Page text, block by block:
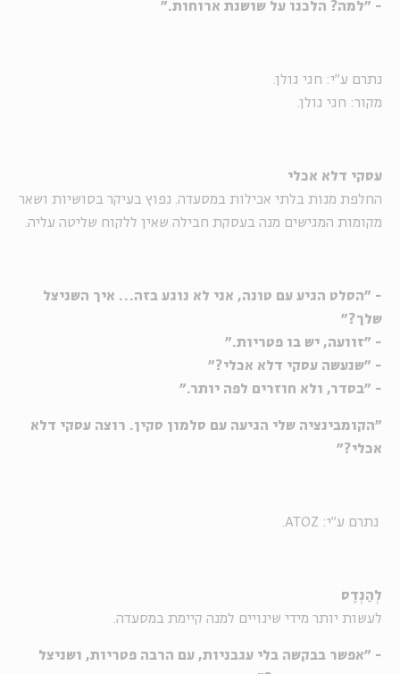
- "למה? הלכנו על שושנת ארוחות."
נתרם ע"י: חגי גולן.
מקור: חגי גולן.
עסקי דלא אכלי
החלפת מנות בלתי אכילות במסעדה. נפוץ בעיקר בסושיות ושאר
מקומות המגישים מנה בעסקת חבילה שאין ללקוח שליטה עליה.
- "הסלט הגיע עם טונה, אני לא נוגע בזה… איך השניצל
שלך?"
- "זוועה, יש בו פטריות."
- "שנעשה עסקי דלא אכלי?"
- "בסדר, ולא חוזרים לפה יותר."
"הקומבינציה שלי הגיעה עם סלמון סקין. רוצה עסקי דלא
אכלי?"
נתרם ע"י: ATOZ.
לְהַנְדֶס
לעשות יותר מידי שינויים למנה קיימת במסעדה.
- "אפשר בבקשה בלי עגבניות, עם הרבה פטריות, ושניצל